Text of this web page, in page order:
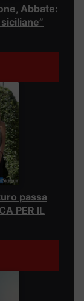
Abbate:
passa
PER IL